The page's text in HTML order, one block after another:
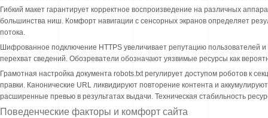
Гибкий макет гарантирует корректное воспроизведение на различных
большинства ниш. Комфорт навигации с сенсорных экранов определяет
потока.
Шифрованное подключение HTTPS увеличивает репутацию пользователей
перехват сведений. Обозреватели обозначают уязвимые ресурсы как
Грамотная настройка документа robots.txt регулирует доступом роботов к
правки. Канонические URL ликвидируют повторение контента и
расширенные превью в результатах выдачи. Техническая стабильность
Поведенческие факторы и комфорт сайта